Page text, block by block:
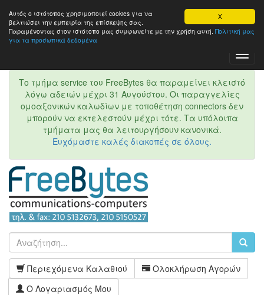
X
Αυτός ο ιστότοπος χρησιμοποιεί cookies για να
βελτιώσει την εμπειρία της επίσκεψης σας.
Παραμένοντας στον ιστότοπo μας συμφωνείτε με την χρήση αυτή. Πολιτική μας
για τα προσωπικά δεδομένα
Το τμήμα service του FreeBytes θα παραμείνει κλειστό
λόγω αδειών μέχρι 31 Αυγούστου. Οι παραγγελίες
ομοαξονικών καλωδίων με τοποθέτηση connectors δεν
μπορούν να εκτελεστούν μέχρι τότε. Τα υπόλοιπα
τμήματα μας θα λειτουργήσουν κανονικά.
Ευχόμαστε καλές διακοπές σε όλους.
Περιεχόμενα Καλαθιού
Ολοκλήρωση Αγορών
Ο Λογαριασμός Μου